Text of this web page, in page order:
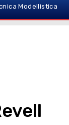
Modellistica